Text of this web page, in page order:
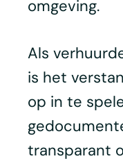
omgeving.
Als
is het
op in te
transparant